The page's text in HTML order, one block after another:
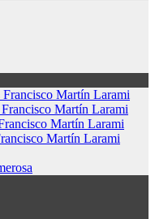
Martín Larami
Martín Larami
Martín Larami
Martín Larami